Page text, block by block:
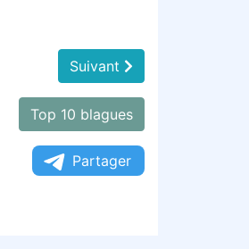
Suivant
Top 10 blagues
Partager